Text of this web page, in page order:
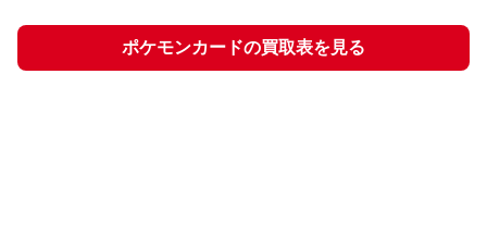
ポケモンカードの買取表を見る